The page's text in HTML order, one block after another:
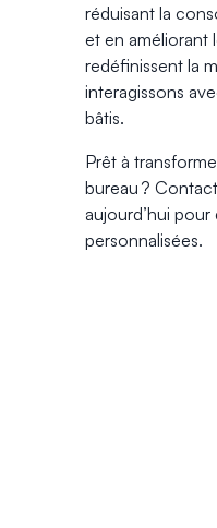
réduisant la
et en améliorant
redéfinissent la
interagissons
bâtis.
Prêt à
bureau ?
aujourd’hui
personnalisées.